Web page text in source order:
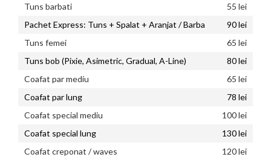
Tuns barbati
55 lei
Pachet Express: Tuns + Spalat + Aranjat / Barba
90 lei
Tuns femei
65 lei
Tuns bob (Pixie, Asimetric, Gradual, A-Line)
80 lei
Coafat par mediu
65 lei
Coafat par lung
78 lei
Coafat special mediu
100 lei
Coafat special lung
130 lei
Coafat creponat / waves
120 lei